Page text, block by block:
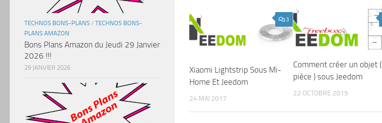
3
Xiaomi Lightstrip Sous Mi-
Home Et Jeedom
24 MAI 2017
Comment créer un objet (
pièce ) sous Jeedom
22 OCTOBRE 2019
TECHNOS BONS-PLANS / TECHNOS BONS-
PLANS AMAZON
Bons Plans Amazon du Jeudi 29 Janvier
2026 !!!
29 JANVIER 2026